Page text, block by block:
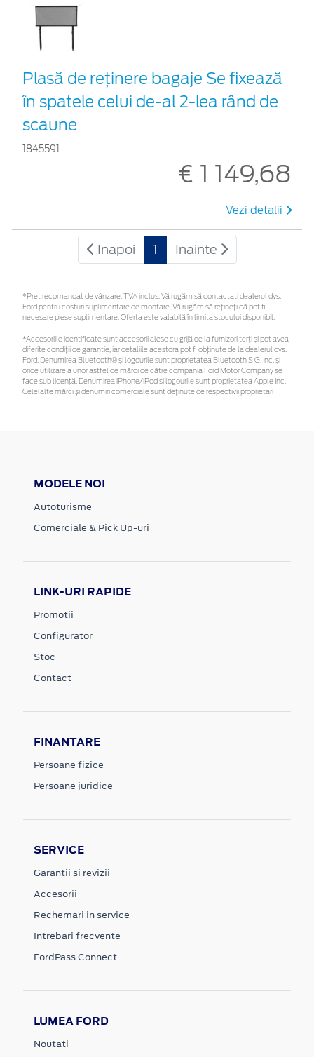
Plasă de reţinere bagaje Se fixează
în spatele celui de-al 2-lea rând de
scaune
1845591
€ 1 149,68
Vezi detalii
Inapoi 1 Inainte
*Preţ recomandat de vânzare, TVA inclus. Vă rugăm să contactaţi dealerul dvs.
Ford pentru costuri suplimentare de montare. Vă rugăm să rețineți că pot fi
necesare piese suplimentare. Oferta este valabilă în limita stocului disponibil.
*Accesoriile identificate sunt accesorii alese cu grijă de la furnizori terți și pot avea
diferite condiții de garanție, iar detaliile acestora pot fi obținute de la dealerul dvs.
Ford. Denumirea Bluetooth® și logourile sunt proprietatea Bluetooth SIG, Inc. și
orice utilizare a unor astfel de mărci de către compania Ford Motor Company se
face sub licență. Denumirea iPhone/iPod și logourile sunt proprietatea Apple Inc.
Celelalte mărci și denumiri comerciale sunt deținute de respectivii proprietari
MODELE NOI
Autoturisme
Comerciale & Pick Up-uri
LINK-URI RAPIDE
Promotii
Configurator
Stoc
Contact
FINANTARE
Persoane fizice
Persoane juridice
SERVICE
Garantii si revizii
Accesorii
Rechemari in service
Intrebari frecvente
FordPass Connect
LUMEA FORD
Noutati